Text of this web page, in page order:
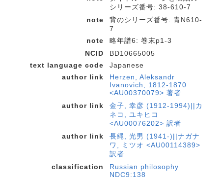
シリーズ番号: 38-610-7
note
背のシリーズ番号: 青N610-
7
note
略年譜6: 巻末p1-3
NCID
BD10665005
text language code
Japanese
author link
Herzen, Aleksandr
Ivanovich, 1812-1870
<AU00370079> 著者
author link
金子, 幸彦 (1912-1994)||カ
ネコ, ユキヒコ
<AU00076202> 訳者
author link
長縄, 光男 (1941-)||ナガナ
ワ, ミツオ <AU00114389>
訳者
classification
Russian philosophy
NDC9:138